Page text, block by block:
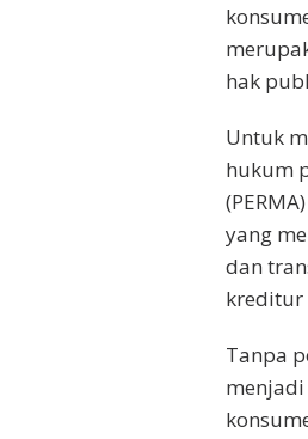
hak
Untuk
hukum
yang
dan
kreditur
Tanpa